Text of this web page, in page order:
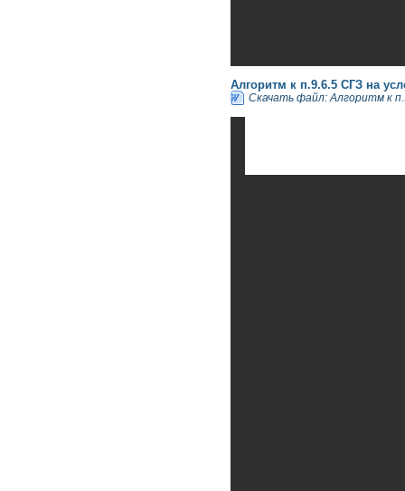
Алгоритм к п.9.6.5 СГЗ на
Скачать файл: Алгоритм к